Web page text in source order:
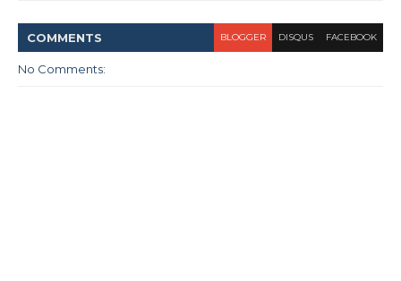
COMMENTS BLOGGER DISQUS FACEBOOK
No Comments: